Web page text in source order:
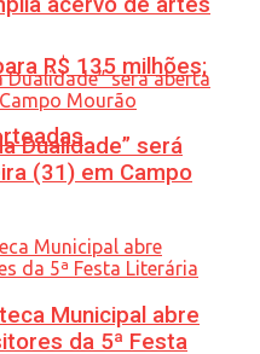
R$ 135 milhões;
Dualidade” será
(31) em Campo
Municipal abre
da 5ª Festa